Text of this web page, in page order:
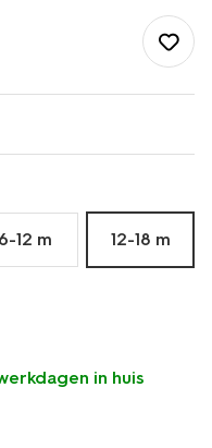
6-12 m 12-18 m
in huis